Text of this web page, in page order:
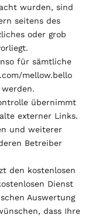
wurden, sind
seitens des
oder grob
für sämtliche
mellow.bello
übernimmt
externer Links.
und weiterer
Betreiber
den kostenlosen
Dienst
Auswertung
dass Ihre